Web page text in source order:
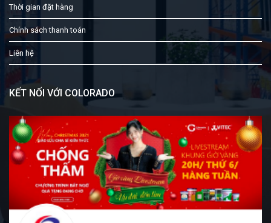
Thời gian đặt hàng
Chính sách thanh toán
Liên hệ
KẾT NỐI VỚI COLORADO